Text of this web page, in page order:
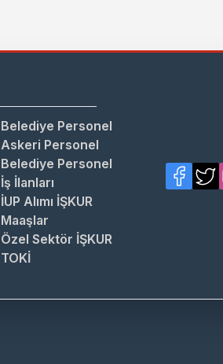
Belediye Personel
Askeri Personel
Belediye Personel
İş İlanları
İUP Alımı İŞKUR
Maaşlar
Özel Sektör İŞKUR
TOKİ